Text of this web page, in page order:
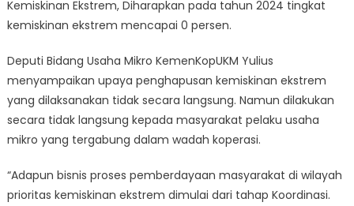
Kemiskinan Ekstrem, Diharapkan pada tahun 2024 tingkat
kemiskinan ekstrem mencapai 0 persen.
Deputi Bidang Usaha Mikro KemenKopUKM Yulius
menyampaikan upaya penghapusan kemiskinan ekstrem
yang dilaksanakan tidak secara langsung. Namun dilakukan
secara tidak langsung kepada masyarakat pelaku usaha
mikro yang tergabung dalam wadah koperasi.
“Adapun bisnis proses pemberdayaan masyarakat di wilayah
prioritas kemiskinan ekstrem dimulai dari tahap Koordinasi.